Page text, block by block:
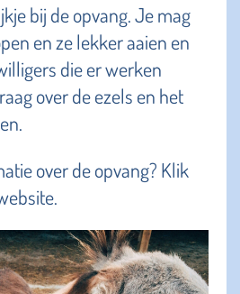
bij de opvang. Je mag
en ze lekker aaien en
die er werken
over de ezels en het
over de opvang? Klik